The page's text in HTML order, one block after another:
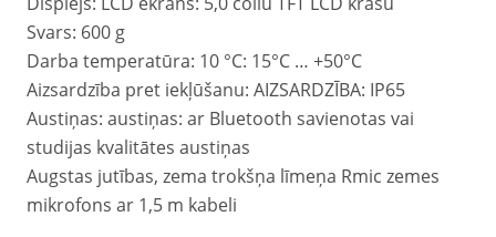
Svars: 600 g
Darba temperatūra: 10 °C: 15°C … +50°C
Aizsardzība pret iekļūšanu: AIZSARDZĪBA: IP65
Austiņas: austiņas: ar Bluetooth savienotas vai
studijas kvalitātes austiņas
Augstas jutības, zema trokšņa līmeņa Rmic zemes
mikrofons ar 1,5 m kabeli